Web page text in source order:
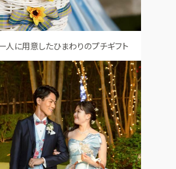
人に用意したひまわりのプチギフト